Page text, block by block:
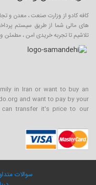
کافه کادو از وزارت صنعت ، معدن و
های مالی شما از طریق سیستم
تلاشیم تا تجربه خریدی امن ، مطمئن
in Iran or want to buy an
and want to pay by your
can transfer it's price to our
سوالات